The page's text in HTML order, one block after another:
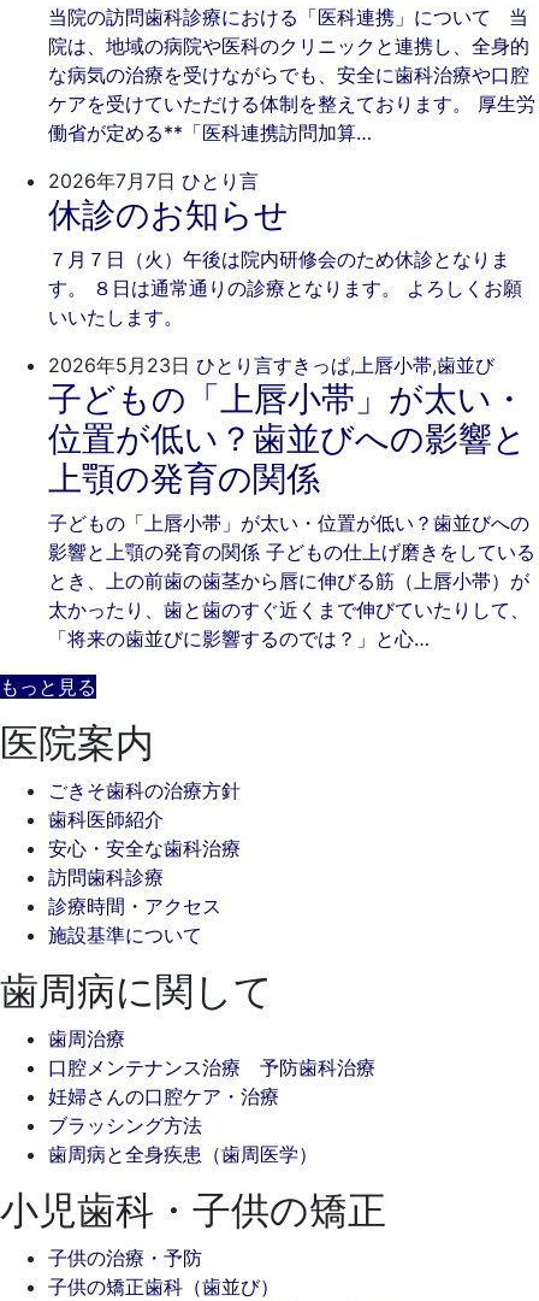
17
日
科
当院の訪問歯科診療における「医科連携」について 当
院は、地域の病院や医科のクリニックと連携し、全身的
な病気の治療を受けながらでも、安全に歯科治療や口腔
ケアを受けていただける体制を整えております。 厚生労
働省が定める**「医科連携訪問加算…
2026年7月7日 ひとり言2026
年
7
月
7
ご
き
そ
歯
科
休診のお知らせ
７月７日（火）午後は院内研修会のため休診となりま
す。 ８日は通常通りの診療となります。 よろしくお願
いいたします。
2026年5月23日 ひとり言すきっぱ,上唇小帯,歯並び
年
5
月
ご
き
そ
歯
子どもの「上唇小帯」が太い・
位置が低い？歯並びへの影響と
上顎の発育の関係
子どもの「上唇小帯」が太い・位置が低い？歯並びへの
影響と上顎の発育の関係 子どもの仕上げ磨きをしている
とき、上の前歯の歯茎から唇に伸びる筋（上唇小帯）が
太かったり、歯と歯のすぐ近くまで伸びていたりして、
「将来の歯並びに影響するのでは？」と心…
もっと見る
医院案内
ごきそ歯科の治療方針
歯科医師紹介
安心・安全な歯科治療
訪問歯科診療
診療時間・アクセス
施設基準について
歯周病に関して
歯周治療
口腔メンテナンス治療 予防歯科治療
妊婦さんの口腔ケア・治療
ブラッシング方法
歯周病と全身疾患（歯周医学）
小児歯科・子供の矯正
子供の治療・予防
子供の矯正歯科（歯並び）